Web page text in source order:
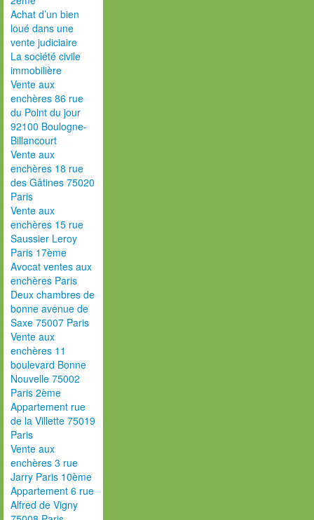
Achat d’un bien
loué dans une
vente judiciaire
La société civile
immobilière
Vente aux
enchères 86 rue
du Point du jour
92100 Boulogne-
Billancourt
Vente aux
enchères 18 rue
des Gâtines 75020
Paris
Vente aux
enchères 15 rue
Saussier Leroy
Paris 17ème
Avocat ventes aux
enchères Paris
Deux chambres de
bonne avenue de
Saxe 75007 Paris
Vente aux
enchères 11
boulevard Bonne
Nouvelle 75002
Paris 2ème
Appartement rue
de la Villette 75019
Paris
Vente aux
enchères 3 rue
Jarry Paris 10ème
Appartement 6 rue
Alfred de Vigny